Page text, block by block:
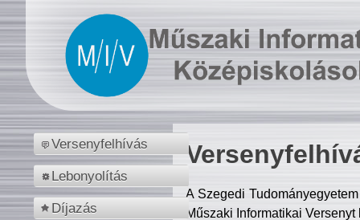
Versenyfelhívás
Lebonyolítás
Díjazás
A Szegedi
Műszaki Informatikai